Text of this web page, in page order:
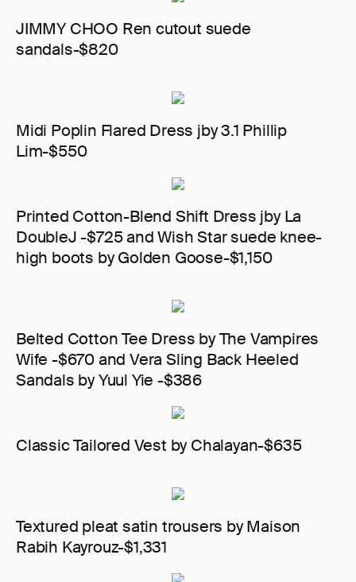
JIMMY CHOO Ren cutout suede
sandals-$820
Midi Poplin Flared Dress jby 3.1 Phillip
Lim-$550
Printed Cotton-Blend Shift Dress jby La
DoubleJ -$725 and Wish Star suede knee-
high boots by Golden Goose-$1,150
Belted Cotton Tee Dress by The Vampires
Wife -$670 and Vera Sling Back Heeled
Sandals by Yuul Yie -$386
Classic Tailored Vest by Chalayan-$635
Textured pleat satin trousers by Maison
Rabih Kayrouz-$1,331